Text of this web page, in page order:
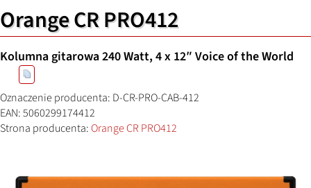
Orange CR PRO412
Kolumna gitarowa 240 Watt, 4 x 12″ Voice of the World
Oznaczenie producenta: D-CR-PRO-CAB-412
EAN: 5060299174412
Strona producenta:Orange CR PRO412